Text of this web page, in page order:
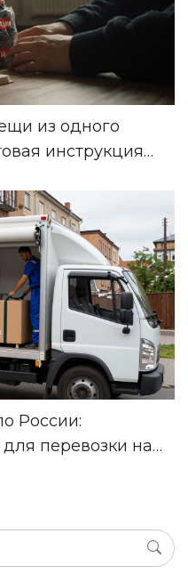
из одного
инструкция
России:
перевозки на